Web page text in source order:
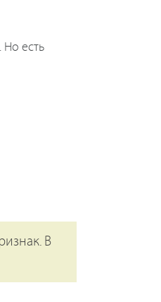
Но есть
В